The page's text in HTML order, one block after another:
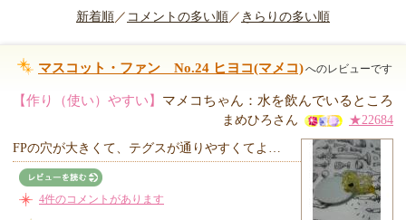
新着順／ コメントの多い順／ きらりの多い順
マスコット・ファン No.24 ヒヨコ(マメコ)へのレビューです
【作り（使い）やすい】 マメコちゃん：水を飲んでいるところ
まめひろさん ★22684
FPの穴が大きくて、テグスが通りやすくてよ…
4件のコメントがあります